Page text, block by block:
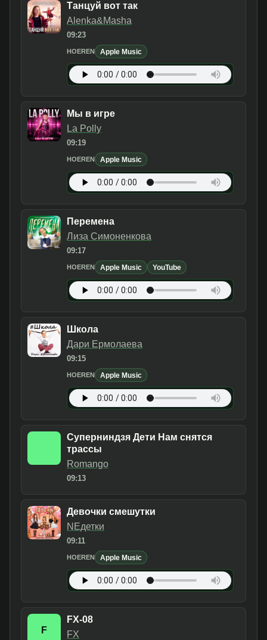
Танцуй вот так
Alenka&Masha
09:23
HOEREN Apple Music
Мы в игре
La Polly
09:19
HOEREN Apple Music
Перемена
Лиза Симоненкова
09:17
HOEREN Apple Music YouTube
Школа
Дари Ермолаева
09:15
HOEREN Apple Music
Суперниндзя Дети Нам снятся
трассы
Romango
09:13
Девочки смешутки
NEдетки
09:11
HOEREN Apple Music
F
FX-08
FX